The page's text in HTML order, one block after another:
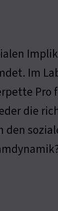
Im
Pro
die
den